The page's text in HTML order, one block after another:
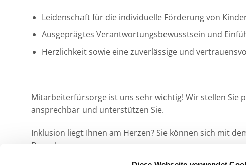
Leidenschaft für die individuelle Förderung von
Ausgeprägtes Verantwortungsbewusstsein und
Herzlichkeit sowie eine zuverlässige und
Mitarbeiterfürsorge ist uns sehr wichtig! Wir stellen Sie
ansprechbar und unterstützen Sie.
Inklusion liegt Ihnen am Herzen? Sie können sich mit
Bewerbung.